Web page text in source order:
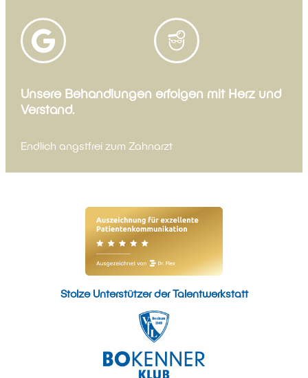
Unsere Behandlungen erfolgen mit Herz und
Verstand.
Endlich angstfrei zum Zahnarzt
Stolze Unterstützer der Talentwerkstatt